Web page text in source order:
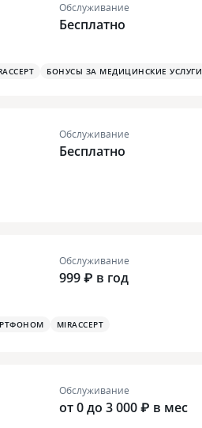
Обслуживание
Бесплатно
БОНУСЫ ЗА МЕДИЦИНСКИЕ УСЛУГИ
Обслуживание
Бесплатно
Обслуживание
999 ₽ в год
MIRACCEPT
Обслуживание
от 0 до 3 000 ₽ в мес